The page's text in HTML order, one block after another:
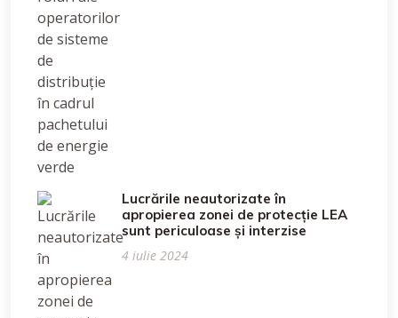
Lucrările neautorizate în
apropierea zonei de protecție LEA
sunt periculoase și interzise
4 iulie 2024